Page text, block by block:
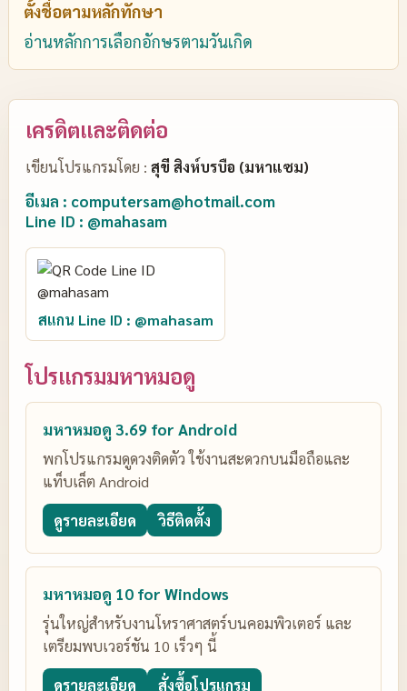
ตั้งชื่อตามหลักทักษา
อ่านหลักการเลือกอักษรตามวันเกิด
เครดิตและติดต่อ
เขียนโปรแกรมโดย : สุขี สิงห์บรบือ (มหาแซม)
อีเมล : computersam@hotmail.com
Line ID : @mahasam
สแกน Line ID : @mahasam
โปรแกรมมหาหมอดู
มหาหมอดู 3.69 for Android
พกโปรแกรมดูดวงติดตัว ใช้งานสะดวกบนมือถือและ
แท็บเล็ต Android
ดูรายละเอียด วิธีติดตั้ง
มหาหมอดู 10 for Windows
รุ่นใหญ่สำหรับงานโหราศาสตร์บนคอมพิวเตอร์ และ
เตรียมพบเวอร์ชัน 10 เร็วๆ นี้
ดูรายละเอียด สั่งซื้อโปรแกรม